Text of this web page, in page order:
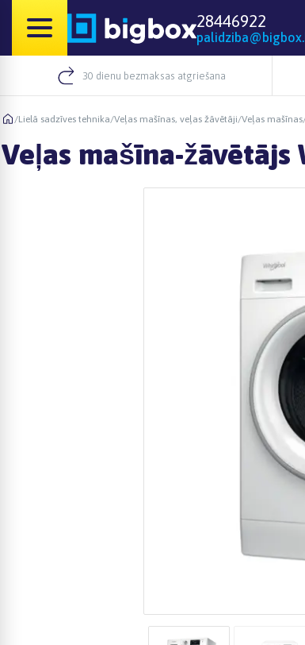
28446922
30 dienu bezmaksas atgriešana
/Lielā sadzīves tehnika/Veļas mašīnas, veļas žāvētāji/Veļas mašīnas
Veļas mašīna-žāvētājs